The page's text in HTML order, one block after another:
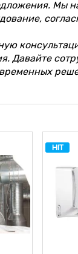
Мы
Давайте
HIT